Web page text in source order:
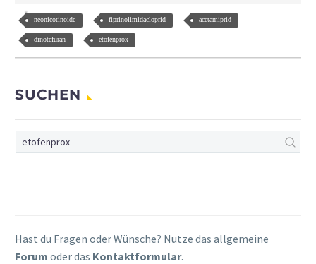
neonicotinoide fiprinolimidacloprid acetamiprid
dinotefuran etofenprox
SUCHEN
Hast du Fragen oder Wünsche? Nutze das allgemeine
Forum oder das Kontaktformular.